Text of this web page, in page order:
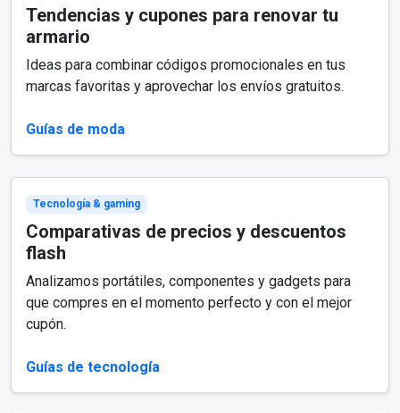
Tendencias y cupones para renovar tu
armario
Ideas para combinar códigos promocionales en tus
marcas favoritas y aprovechar los envíos gratuitos.
Guías de moda
Tecnología & gaming
Comparativas de precios y descuentos
flash
Analizamos portátiles, componentes y gadgets para
que compres en el momento perfecto y con el mejor
cupón.
Guías de tecnología